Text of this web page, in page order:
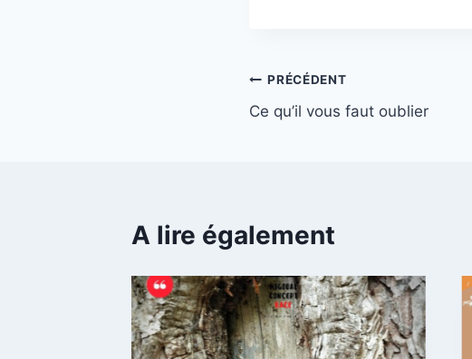
Navigation
de
PRÉCÉDENT
Ce qu’il vous faut oublier
A lire également